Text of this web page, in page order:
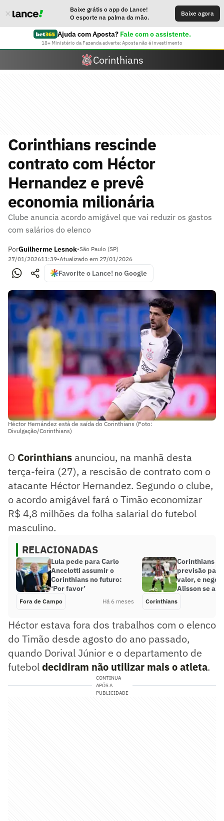
Baixe grátis o app do Lance!
O esporte na palma da mão.
Baixe agora
Ajuda com Aposta? Fale com o assistente.
18+ Ministério da Fazenda adverte: Aposta não é investimento
Corinthians
Corinthians rescinde
contrato com Héctor
Hernandez e prevê
economia milionária
Clube anuncia acordo amigável que vai reduzir os gastos
com salários do elenco
PorGuilherme Lesnok•São Paulo (SP)
27/01/202611:39•Atualizado em 27/01/2026
Favorite o Lance! no Google
Héctor Hernández está de saída do Corinthians (Foto:
Divulgação/Corinthians)
O Corinthians anunciou, na manhã desta
terça-feira (27), a rescisão de contrato com o
atacante Héctor Hernandez. Segundo o clube,
o acordo amigável fará o Timão economizar
R$ 4,8 milhões da folha salarial do futebol
masculino.
RELACIONADAS
Lula pede para Carlo
Ancelotti assumir o
Corinthians no futuro:
‘Por favor’
Fora de Campo Há 6 meses
Corinthians
previsão
valor, e
Alisson se
Corinthians
Héctor estava fora dos trabalhos com o elenco
do Timão desde agosto do ano passado,
quando Dorival Júnior e o departamento de
futeboldecidiram não utilizar mais o atleta.
CONTINUA
APÓS A
PUBLICIDADE